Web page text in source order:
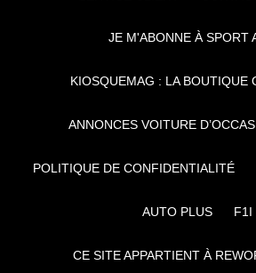
JE M'ABONNE À SPORT
KIOSQUEMAG : LA BOUTIQUE
ANNONCES VOITURE
POLITIQUE DE CONFIDENTIALITÉ
AUTO PLUS F1I
CE SITE APPARTIENT À